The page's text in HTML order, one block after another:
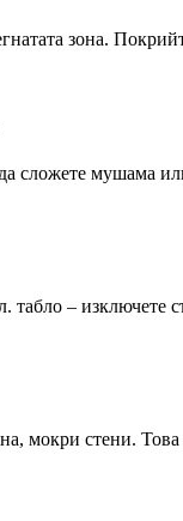
зона.
сложете мушама
табло – изключете
мокри стени.